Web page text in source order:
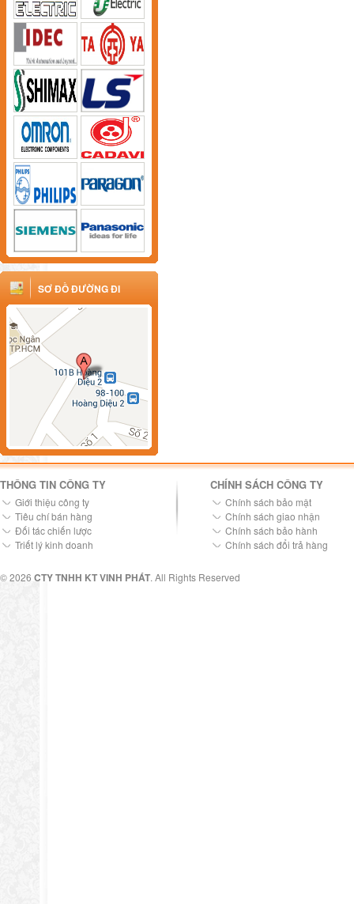
SƠ ĐỒ ĐƯỜNG ĐI
THÔNG TIN CÔNG TY
Giới thiệu công ty
Tiêu chí bán hàng
Đối tác chiến lược
Triết lý kinh doanh
CHÍNH SÁCH CÔNG TY
Chính sách bảo mật
Chính sách giao nhận
Chính sách bảo hành
Chính sách đổi trả hàng
© 2026 CTY TNHH KT VINH PHÁT. All Rights Reserved